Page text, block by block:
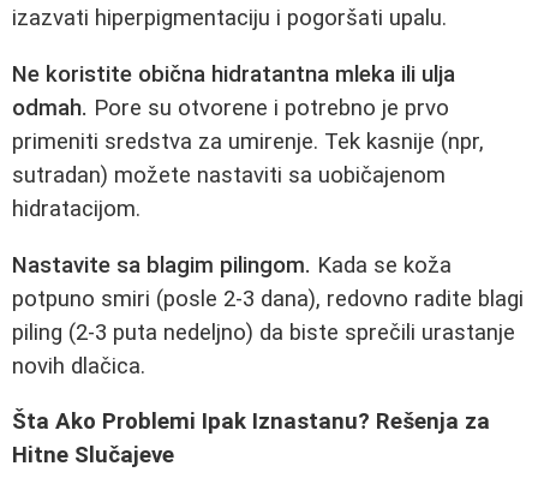
izazvati hiperpigmentaciju i pogoršati upalu.
Ne koristite obična hidratantna mleka ili ulja
odmah. Pore su otvorene i potrebno je prvo
primeniti sredstva za umirenje. Tek kasnije (npr,
sutradan) možete nastaviti sa uobičajenom
hidratacijom.
Nastavite sa blagim pilingom. Kada se koža
potpuno smiri (posle 2-3 dana), redovno radite blagi
piling (2-3 puta nedeljno) da biste sprečili urastanje
novih dlačica.
Šta Ako Problemi Ipak Iznastanu? Rešenja za
Hitne Slučajeve